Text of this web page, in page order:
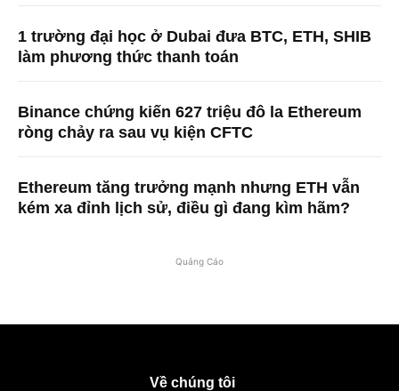
1 trường đại học ở Dubai đưa BTC, ETH, SHIB
làm phương thức thanh toán
Binance chứng kiến ​​627 triệu đô la Ethereum
ròng chảy ra sau vụ kiện CFTC
Ethereum tăng trưởng mạnh nhưng ETH vẫn
kém xa đỉnh lịch sử, điều gì đang kìm hãm?
Quảng Cáo
Về chúng tôi